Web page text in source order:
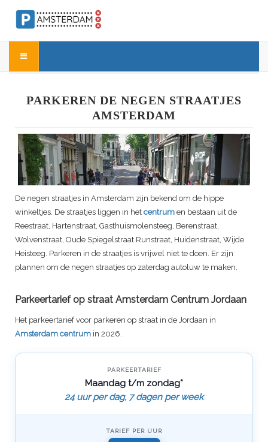
PARKEREN DE NEGEN STRAATJES
AMSTERDAM
De negen straatjes in Amsterdam zijn bekend om de hippe
winkeltjes. De straatjes liggen in het centrum en bestaan uit de
Reestraat, Hartenstraat, Gasthuismolensteeg, Berenstraat,
Wolvenstraat, Oude Spiegelstraat Runstraat, Huidenstraat, Wijde
Heisteeg. Parkeren in de straatjes is vrijwel niet te doen. Er zijn
plannen om de negen straatjes op zaterdag autoluw te maken.
Parkeertarief op straat Amsterdam Centrum Jordaan
Het parkeertarief voor parkeren op straat in de Jordaan in
Amsterdam centrum in 2026.
PARKEERTARIEF
Maandag t/m zondag*
24 uur per dag, 7 dagen per week
TARIEF PER UUR